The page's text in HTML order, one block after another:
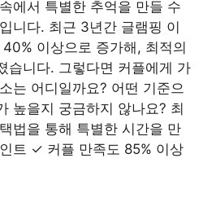
에서 특별한 추억을 만들 수
니다. 최근 3년간 글램핑 이
이상으로 증가해, 최적의
습니다. 그렇다면 커플에게 가
는 어디일까요? 어떤 기준으
높을지 궁금하지 않나요? 최
법을 통해 특별한 시간을 만
트 ✓ 커플 만족도 85% 이상